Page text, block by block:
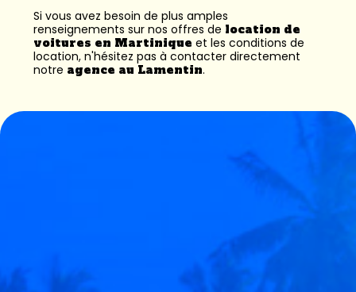
Si vous avez besoin de plus amples
renseignements sur nos offres de location de
voitures en Martinique et les conditions de
location, n'hésitez pas à contacter directement
notre agence au Lamentin.